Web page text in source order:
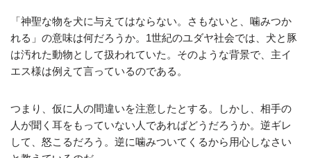
「神聖な物を犬に与えてはならない。さもないと、噛みつか
れる」の意味は何だろうか。1世紀のユダヤ社会では、犬と豚
は汚れた動物として扱われていた。そのような背景で、主イ
エス様は例えて言っているのである。
つまり、仮に人の間違いを注意したとする。しかし、相手の
人が聞く耳をもっていない人であればどうだろうか。逆ギレ
して、怒こるだろう。逆に噛みついてくるから用心しなさい